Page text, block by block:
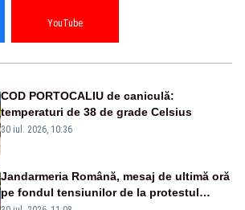
YouTube
COD PORTOCALIU de caniculă:
temperaturi de 38 de grade Celsius
30 iul. 2026, 10:36
Jandarmeria Română, mesaj de ultimă oră
pe fondul tensiunilor de la protestul